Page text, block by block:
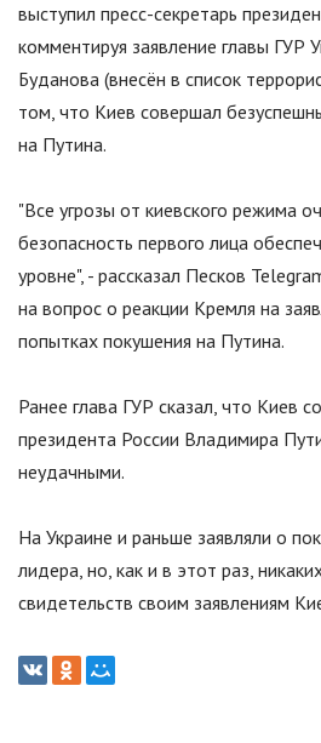
выступил пресс-секретарь
комментируя заявление главы ГУР
Буданова (внесён в список
том, что Киев совершал
на Путина.
"Все угрозы от киевского режима
безопасность первого лица
уровне", - рассказал Песков
на вопрос о реакции Кремля на
попытках покушения на Путина.
Ранее глава ГУР сказал, что Киев
президента России Владимира
неудачными.
На Украине и раньше заявляли о
лидера, но, как и в этот раз,
свидетельств своим заявлениям